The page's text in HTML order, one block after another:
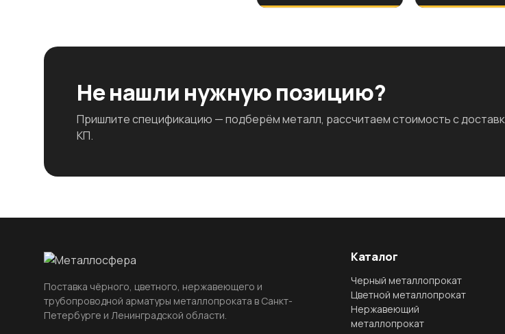
Не нашли нужную позицию?
Пришлите спецификацию — подберём металл, рассчитаем стоимость с
КП.
Поставка чёрного, цветного, нержавеющего и
трубопроводной арматуры металлопроката в Санкт-
Петербурге и Ленинградской области.
Каталог
Черный металлопрокат
Цветной металлопрокат
Нержавеющий
металлопрокат